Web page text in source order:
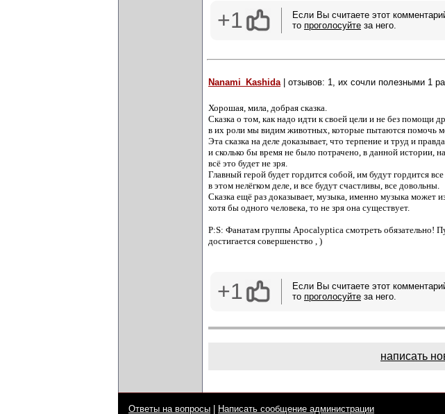
+1
Если Вы считаете этот
то проголосуйте за него.
Nanami_Kashida | отзывов: 1, их сочли полезными 1
Хорошая, мила, добрая сказка.
Сказка о том, как надо идти к своей цели и не без помощи
в их роли мы видим животных, которые пытаются помочь
Эта сказка на деле доказывает, что терпение и труд и
и сколько бы время не было потрачено, в данной истории,
всё это будет не зря.
Главный герой будет гордится собой, им будут гордится
в этом нелёгком деле, и все будут счастливы, все довольны.
Сказка ещё раз доказывает, музыка, именно музыка может
хотя бы одного человека, то не зря она существует.
P:S: Фанатам группы Apocalyptica смотреть обязательно!
достигается совершенство , )
+1
Если Вы считаете этот
то проголосуйте за него.
написать
Ответы на вопросы Написать сообщение администрации